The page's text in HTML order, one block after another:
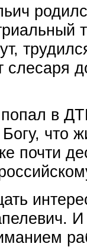
слесаря
в
что
почти
И